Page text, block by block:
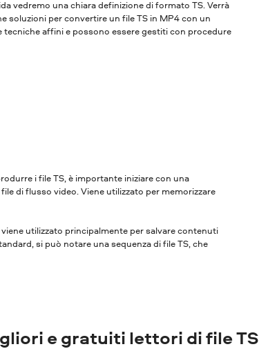
vedremo una chiara definizione di formato TS. Verrà
soluzioni per convertire un file TS in MP4 con un
tecniche affini e possono essere gestiti con procedure
i file TS, è importante iniziare con una
di flusso video. Viene utilizzato per memorizzare
utilizzato principalmente per salvare contenuti
si può notare una sequenza di file TS, che
e gratuiti lettori di file TS